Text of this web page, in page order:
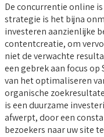
De concurrentie online
strategie is het bijna
investeren aanzienlijke
contentcreatie, om
niet de verwachte
een gebrek aan focus op
van het optimaliseren
organische
is een duurzame
afwerpt, door een
bezoekers naar uw site